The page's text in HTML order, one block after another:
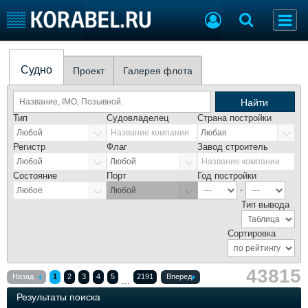
Добавить судно
Последние 100
Судостроение
Пульс
Новости
Компании
Репутация
Торговая площадка
Доска объявлений
Продажа флота
Оборудование
Изделия
Конференции
Судно Проект Галерея флота
Найти
Тип Судовладелец
Название компании
Страна постройки
Регистр Флаг Завод строитель
Название компании
Состояние Порт
Год постройки
-
Тип вывода
Сортировка
Назад 1 2 3 4 5 ... 2191 Вперед 43815
Результаты поиска